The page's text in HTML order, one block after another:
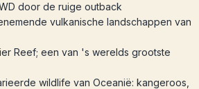
door de ruige outback
vulkanische landschappen van
Reef; een van 's werelds grootste
wildlife van Oceanië: kangeroos,